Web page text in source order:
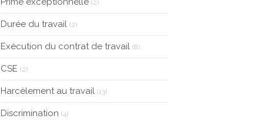
(2)
Durée du travail (2)
Exécution du contrat de travail (8)
CSE (2)
Harcèlement au travail (13)
Discrimination (4)